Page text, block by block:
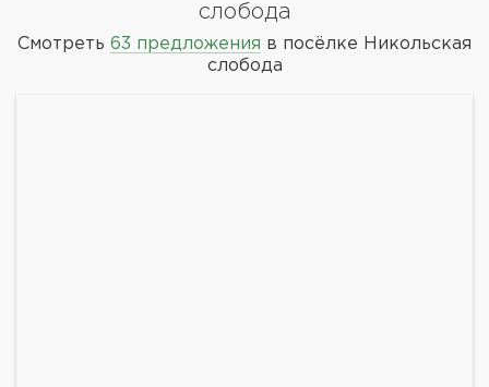
слобода
Смотреть 63 предложения в посёлке Никольская
слобода